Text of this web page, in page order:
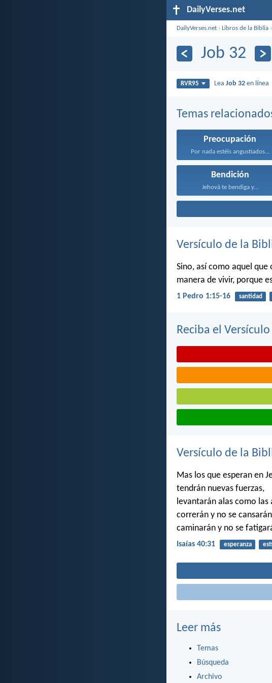
DailyVerses.net
DailyVerses.net ›Libros de la Biblia
Job 32
RVR95 LeaJob 32 en línea
Temas
Preocupación
Por nada estéis angustiados...
Bendición
Jehová te bendiga y...
Versículo de la
Sino, así como aquel
manera de vivir, porque
1 Pedro 1:15-16 santidad
Reciba el
Versículo de la
Mas los que esperan en
tendrán nuevas fuerzas,
levantarán alas como las
correrán y no se
caminarán y no se
Isaías 40:31 esperanza
Leer más
Temas
Búsqueda
Archivo